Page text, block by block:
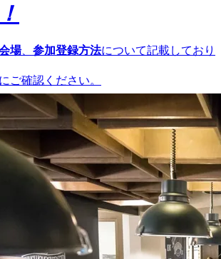
場、 参加登録方法について記載しており
ご確認ください。
about the event venue, how to
join online. Please take a moment to review
event day .
ONE FUKUOKA BLDG. 6F SKYLOBBY
810-0001 福岡県福岡市中央区天神1丁目11
1 Tenjin, Chuo Ward, Fukuoka, 810-0001
ーター1F/ B2から6Fにお越しください|